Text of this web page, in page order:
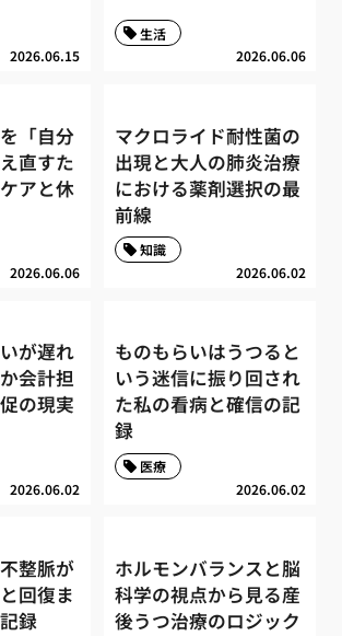
2026.06.15 2026.06.06
生活
「自分
直すた
アと休
2026.06.06
マクロライド耐性菌の
出現と大人の肺炎治療
における薬剤選択の最
前線
2026.06.02
知識
が遅れ
会計担
の現実
2026.06.02
ものもらいはうつると
いう迷信に振り回され
た私の看病と確信の記
録
2026.06.02
医療
整脈が
回復ま
録
ホルモンバランスと脳
科学の視点から見る産
後うつ治療のロジック